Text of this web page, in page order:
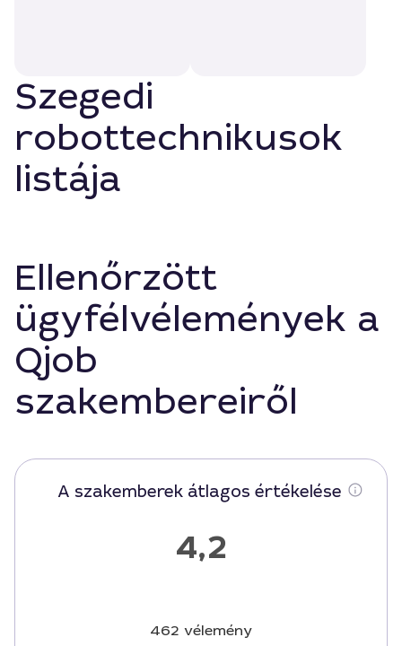
Szegedi
robottechnikusok
listája
Ellenőrzött
ügyfélvélemények a
Qjob
szakembereiről
A szakemberek átlagos értékelése
4,2
462 vélemény